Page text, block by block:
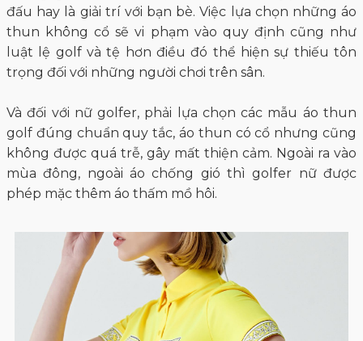
đấu hay là giải trí với bạn bè. Việc lựa chọn những áo
thun không cổ sẽ vi phạm vào quy định cũng như
luật lệ golf và tệ hơn điều đó thể hiện sự thiếu tôn
trọng đối với những người chơi trên sân.
Và đối với nữ golfer, phải lựa chọn các mẫu áo thun
golf đúng chuẩn quy tắc, áo thun có cổ nhưng cũng
không được quá trễ, gây mất thiện cảm. Ngoài ra vào
mùa đông, ngoài áo chống gió thì golfer nữ được
phép mặc thêm áo thấm mồ hôi.